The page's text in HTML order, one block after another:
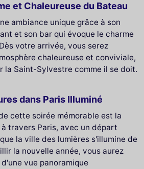
et Chaleureuse du Bateau
ambiance unique grâce à son
et son bar qui évoque le charme
votre arrivée, vous serez
chaleureuse et conviviale,
la Saint-Sylvestre comme il se doit.
dans Paris Illuminé
cette soirée mémorable est la
travers Paris, avec un départ
la ville des lumières s'illumine de
la nouvelle année, vous aurez
vue panoramique